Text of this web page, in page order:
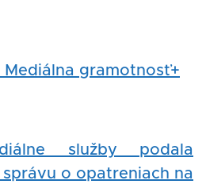
gramotnosť+
služby podala
o opatreniach na